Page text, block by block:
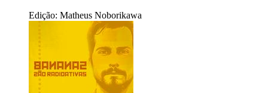
Edição: Matheus Noborikawa